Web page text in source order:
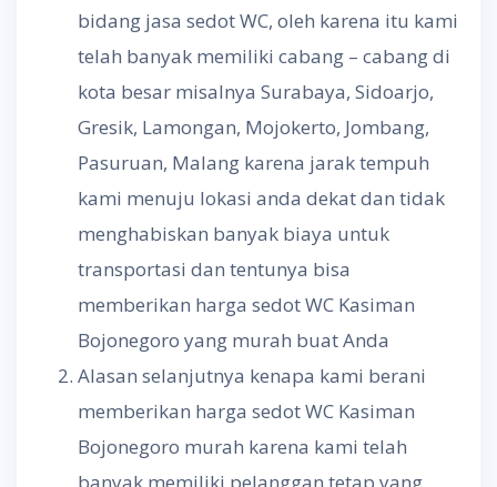
bidang jasa sedot WC, oleh karena itu kami
telah banyak memiliki cabang – cabang di
kota besar misalnya Surabaya, Sidoarjo,
Gresik, Lamongan, Mojokerto, Jombang,
Pasuruan, Malang karena jarak tempuh
kami menuju lokasi anda dekat dan tidak
menghabiskan banyak biaya untuk
transportasi dan tentunya bisa
memberikan harga sedot WC Kasiman
Bojonegoro yang murah buat Anda
Alasan selanjutnya kenapa kami berani
memberikan harga sedot WC Kasiman
Bojonegoro murah karena kami telah